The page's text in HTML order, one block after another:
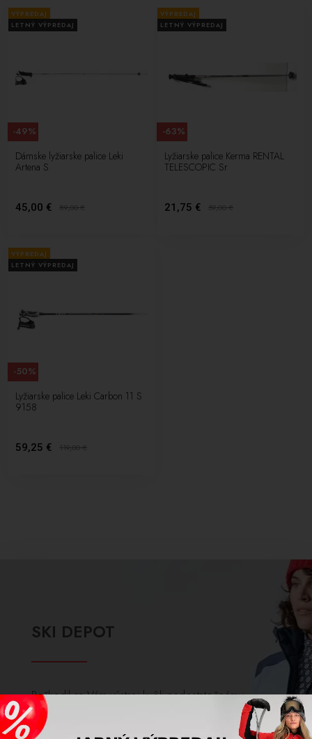
VÝPREDAJ
LETNÝ VÝPREDAJ
Dámske lyžiarske palice Leki
Artena S
45,00 € 89,00€
-49%
VÝPREDAJ
LETNÝ VÝPREDAJ
Lyžiarske palice Kerma RENTAL
TELESCOPIC Sr
21,75 € 59,00€
-63%
VÝPREDAJ
LETNÝ VÝPREDAJ
Lyžiarske palice Leki Carbon 11 S
9158
59,25 € 119,00€
-50%
SKI DEPOT
Poškodil sa Vám výstroj kvôli nedostatočnému
ošetreniu po použití? Máme pre Vás riešenie
ktoré Vám ušetrí kopec peňazí a problémov.